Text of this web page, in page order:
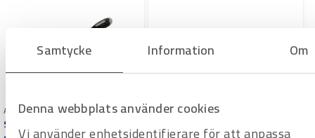
Samtycke Information Om
Denna webbplats använder cookies
Vi använder enhetsidentifierare för att anpassa
Art.nr 2370221
Skruvmejsel Bahco BE-